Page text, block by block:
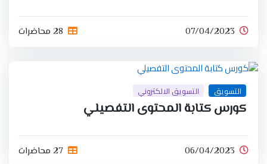
07/04/2023 28 محاضرات
التسويق التسويق الالكتروني
كورس كتابة المحتوى التفصيلي
06/04/2023 27 محاضرات